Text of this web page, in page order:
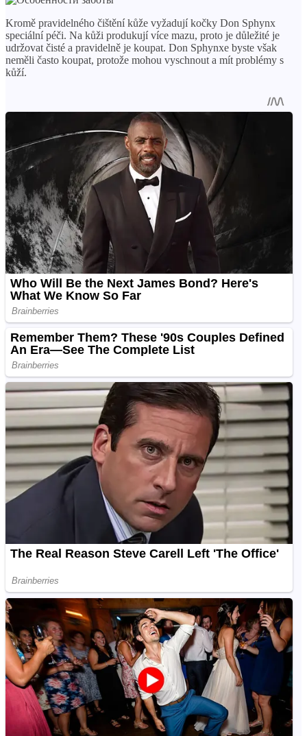
Kromě pravidelného čištění kůže vyžadují kočky Don Sphynx
speciální péči. Na kůži produkují více mazu, proto je důležité je
udržovat čisté a pravidelně je koupat. Don Sphynxe byste však
neměli často koupat, protože mohou vyschnout a mít problémy s
kůží.